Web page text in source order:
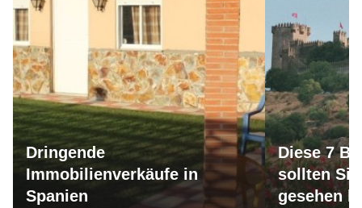
Dringende
Immobilienverkäufe in
Spanien
Diese 7
sollten
gesehen